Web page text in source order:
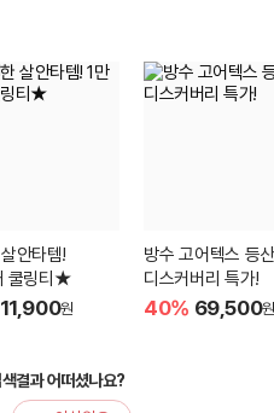
안타템!
쿨링티★
11,900원
방수 고어텍스 등
디스커버리 특가!
40% 69,500원
결과 어떠셨나요?